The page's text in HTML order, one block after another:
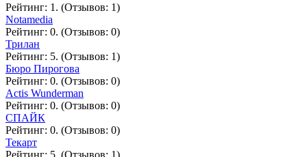
Рейтинг: 1. (Отзывов: 1)
Notamedia
Рейтинг: 0. (Отзывов: 0)
Трилан
Рейтинг: 5. (Отзывов: 1)
Бюро Пирогова
Рейтинг: 0. (Отзывов: 0)
Actis Wunderman
Рейтинг: 0. (Отзывов: 0)
СПАЙК
Рейтинг: 0. (Отзывов: 0)
Текарт
Рейтинг: 5. (Отзывов: 1)